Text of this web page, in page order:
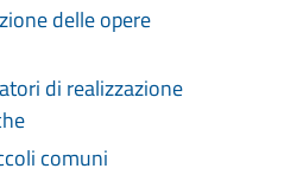
delle opere
di realizzazione
comuni